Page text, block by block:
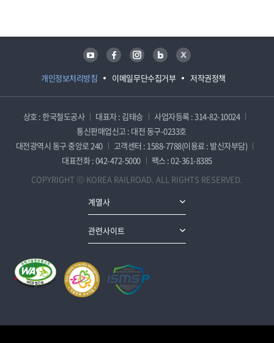
개인정보처리방침 이메일무단수집거부 저작권정책
유튜브 페이스북 인스타그램 블로그 트위터
상호 : 한국철도공사 대표자 : 김태승
사업자등록 : 314-82-10024
통신판매업신고 : 대전 동구-0233호
대전광역시 동구 중앙로 240
고객센터 : 1588-7788(이용료 : 발신자부담)
대표전화 : 042-472-5000
팩스 : 02-361-8385
COPYRIGHT ⓒ KOREA RAILROAD. ALL RIGHTS RESERVED.
계열사
관련사이트